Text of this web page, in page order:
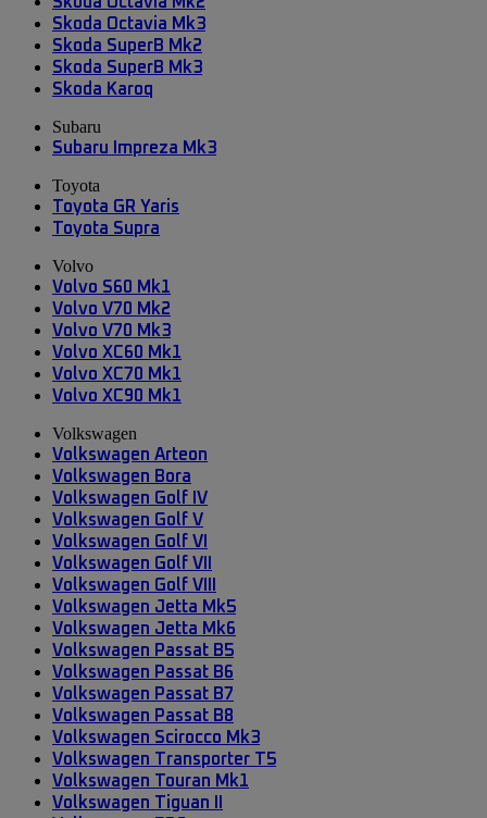
Skoda Octavia Mk3
Skoda SuperB Mk2
Skoda SuperB Mk3
Skoda Karoq
Subaru
Subaru Impreza Mk3
Toyota
Toyota GR Yaris
Toyota Supra
Volvo
Volvo S60 Mk1
Volvo V70 Mk2
Volvo V70 Mk3
Volvo XC60 Mk1
Volvo XC70 Mk1
Volvo XC90 Mk1
Volkswagen
Volkswagen Arteon
Volkswagen Bora
Volkswagen Golf IV
Volkswagen Golf V
Volkswagen Golf VI
Volkswagen Golf VII
Volkswagen Golf VIII
Volkswagen Jetta Mk5
Volkswagen Jetta Mk6
Volkswagen Passat B5
Volkswagen Passat B6
Volkswagen Passat B7
Volkswagen Passat B8
Volkswagen Scirocco Mk3
Volkswagen Transporter T5
Volkswagen Touran Mk1
Volkswagen Tiguan II